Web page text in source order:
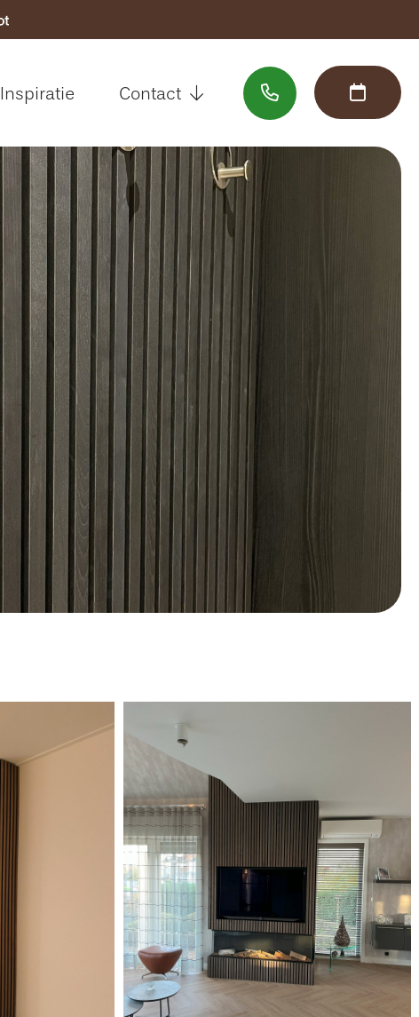
Assortiment
Interieuradvies
Inspiratie
Contact
Inspiratie Contact